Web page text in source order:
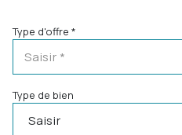
Type d'offre *
Saisir *
Type de bien
Saisir